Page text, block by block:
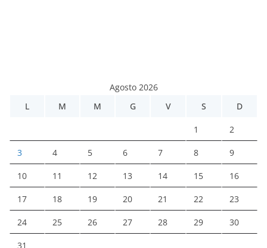
Agosto 2026
L
M M G V S D
1 2
3 4 5 6 7 8 9
10 11 12 13 14 15 16
17 18 19 20 21 22 23
24 25 26 27 28 29 30
31